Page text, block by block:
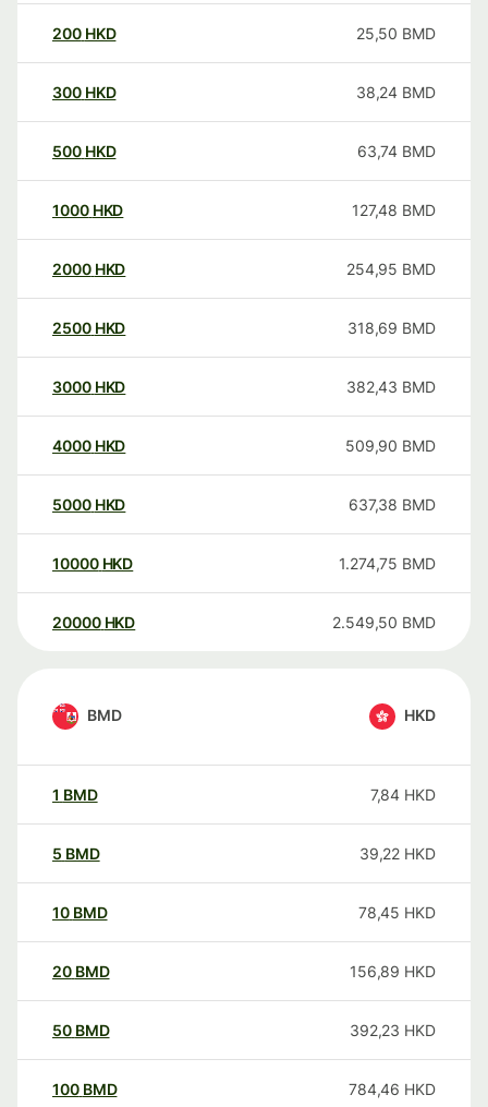
200 HKD 25,50 BMD
300 HKD 38,24 BMD
500 HKD 63,74 BMD
1000 HKD 127,48 BMD
2000 HKD 254,95 BMD
2500 HKD 318,69 BMD
3000 HKD 382,43 BMD
4000 HKD 509,90 BMD
5000 HKD 637,38 BMD
10000 HKD 1.274,75 BMD
20000 HKD 2.549,50 BMD
BMD HKD
1 BMD 7,84 HKD
5 BMD 39,22 HKD
10 BMD 78,45 HKD
20 BMD 156,89 HKD
50 BMD 392,23 HKD
100 BMD 784,46 HKD